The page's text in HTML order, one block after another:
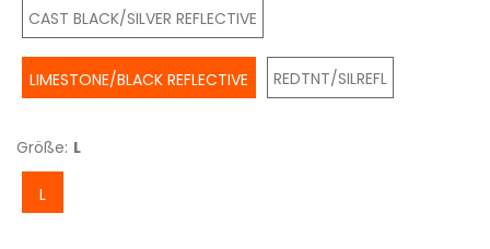
CAST BLACK/SILVER REFLECTIVE
LIMESTONE/BLACK REFLECTIVE REDTNT/SILREFL
Größe: L
L